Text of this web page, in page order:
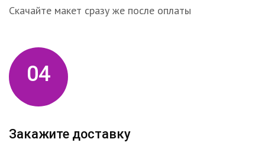
Скачайте макет сразу же после оплаты
04
Закажите доставку